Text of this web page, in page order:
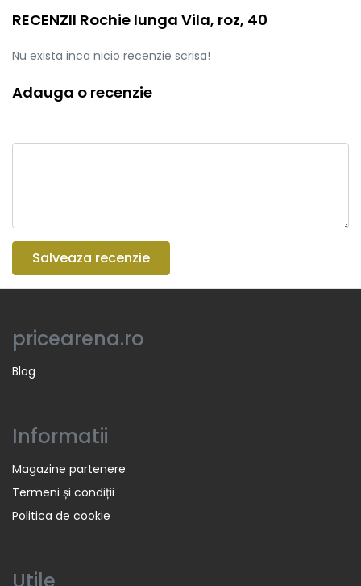
RECENZII Rochie lunga Vila, roz, 40
Nu exista inca nicio recenzie scrisa!
Adauga o recenzie
Salveaza recenzie
pricearena.ro
Blog
Informatii
Magazine partenere
Termeni și condiții
Politica de cookie
Utile